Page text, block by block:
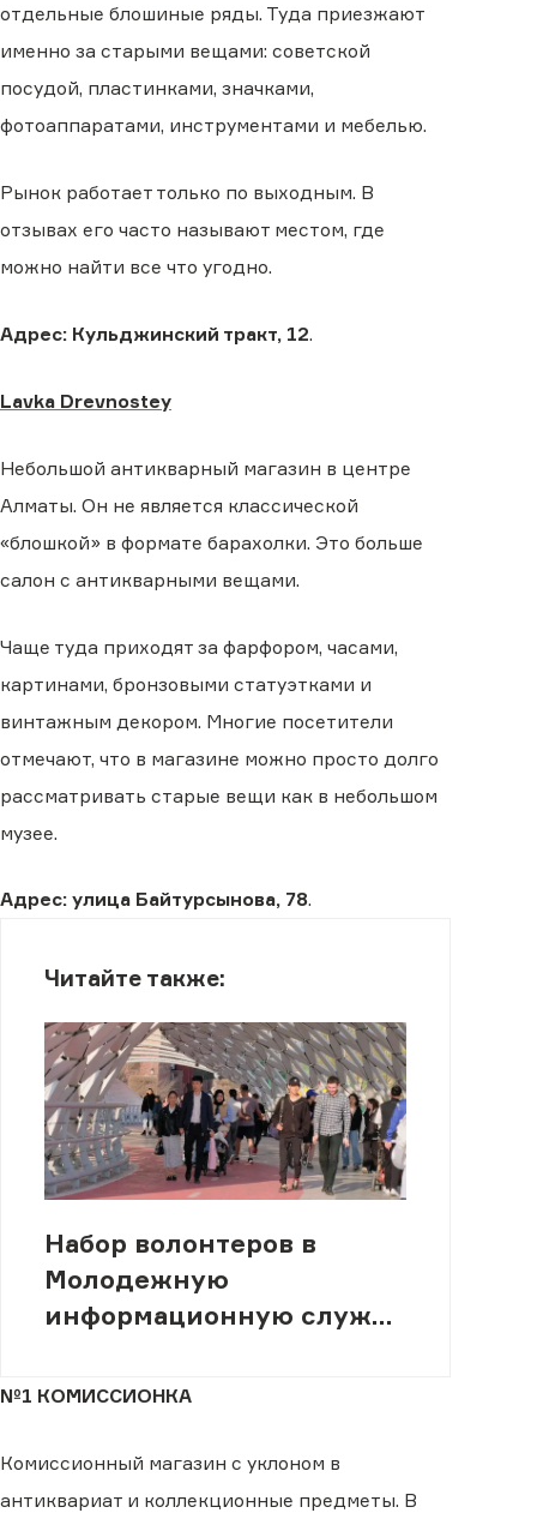
отдельные блошиные ряды. Туда приезжают
именно за старыми вещами: советской
посудой, пластинками, значками,
фотоаппаратами, инструментами и мебелью.
Рынок работает только по выходным. В
отзывах его часто называют местом, где
можно найти все что угодно.
Адрес: Кульджинский тракт, 12.
Lavka Drevnostey
Небольшой антикварный магазин в центре
Алматы. Он не является классической
«блошкой» в формате барахолки. Это больше
салон с антикварными вещами.
Чаще туда приходят за фарфором, часами,
картинами, бронзовыми статуэтками и
винтажным декором. Многие посетители
отмечают, что в магазине можно просто долго
рассматривать старые вещи как в небольшом
музее.
Адрес: улица Байтурсынова, 78.
Читайте также:
Набор волонтеров в
Молодежную
информационную службу
№1 КОМИССИОНКА
Комиссионный магазин с уклоном в
антиквариат и коллекционные предметы. В